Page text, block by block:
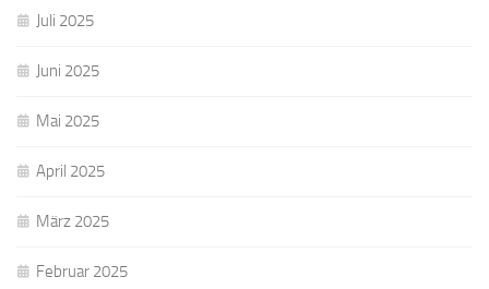
Juli 2025
Juni 2025
Mai 2025
April 2025
März 2025
Februar 2025